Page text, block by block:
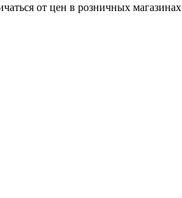
от цен в розничных магазинах